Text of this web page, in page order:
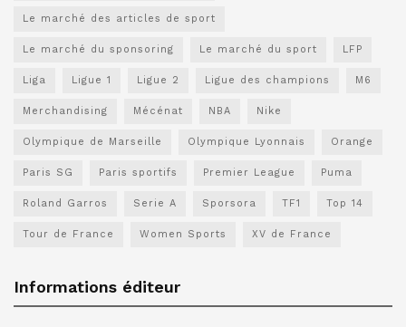
Le marché des articles de sport
Le marché du sponsoring Le marché du sport LFP
Liga Ligue 1 Ligue 2 Ligue des champions M6
Merchandising Mécénat NBA Nike
Olympique de Marseille Olympique Lyonnais Orange
Paris SG Paris sportifs Premier League Puma
Roland Garros Serie A Sporsora TF1 Top 14
Tour de France Women Sports XV de France
Informations éditeur